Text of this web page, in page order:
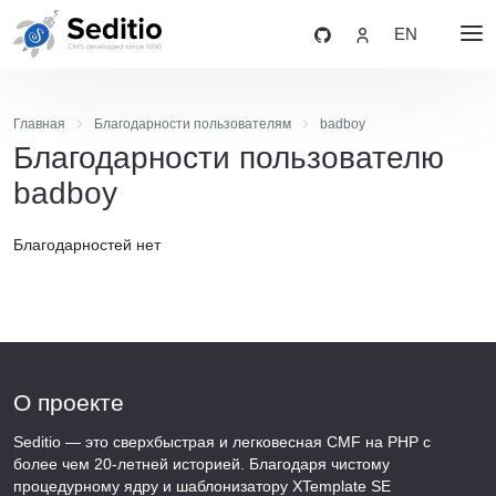
EN
Главная Благодарности пользователям badboy
Благодарности пользователю
badboy
Благодарностей нет
О проекте
Seditio — это сверхбыстрая и легковесная CMF на PHP с
более чем 20-летней историей. Благодаря чистому
процедурному ядру и шаблонизатору XTemplate SE